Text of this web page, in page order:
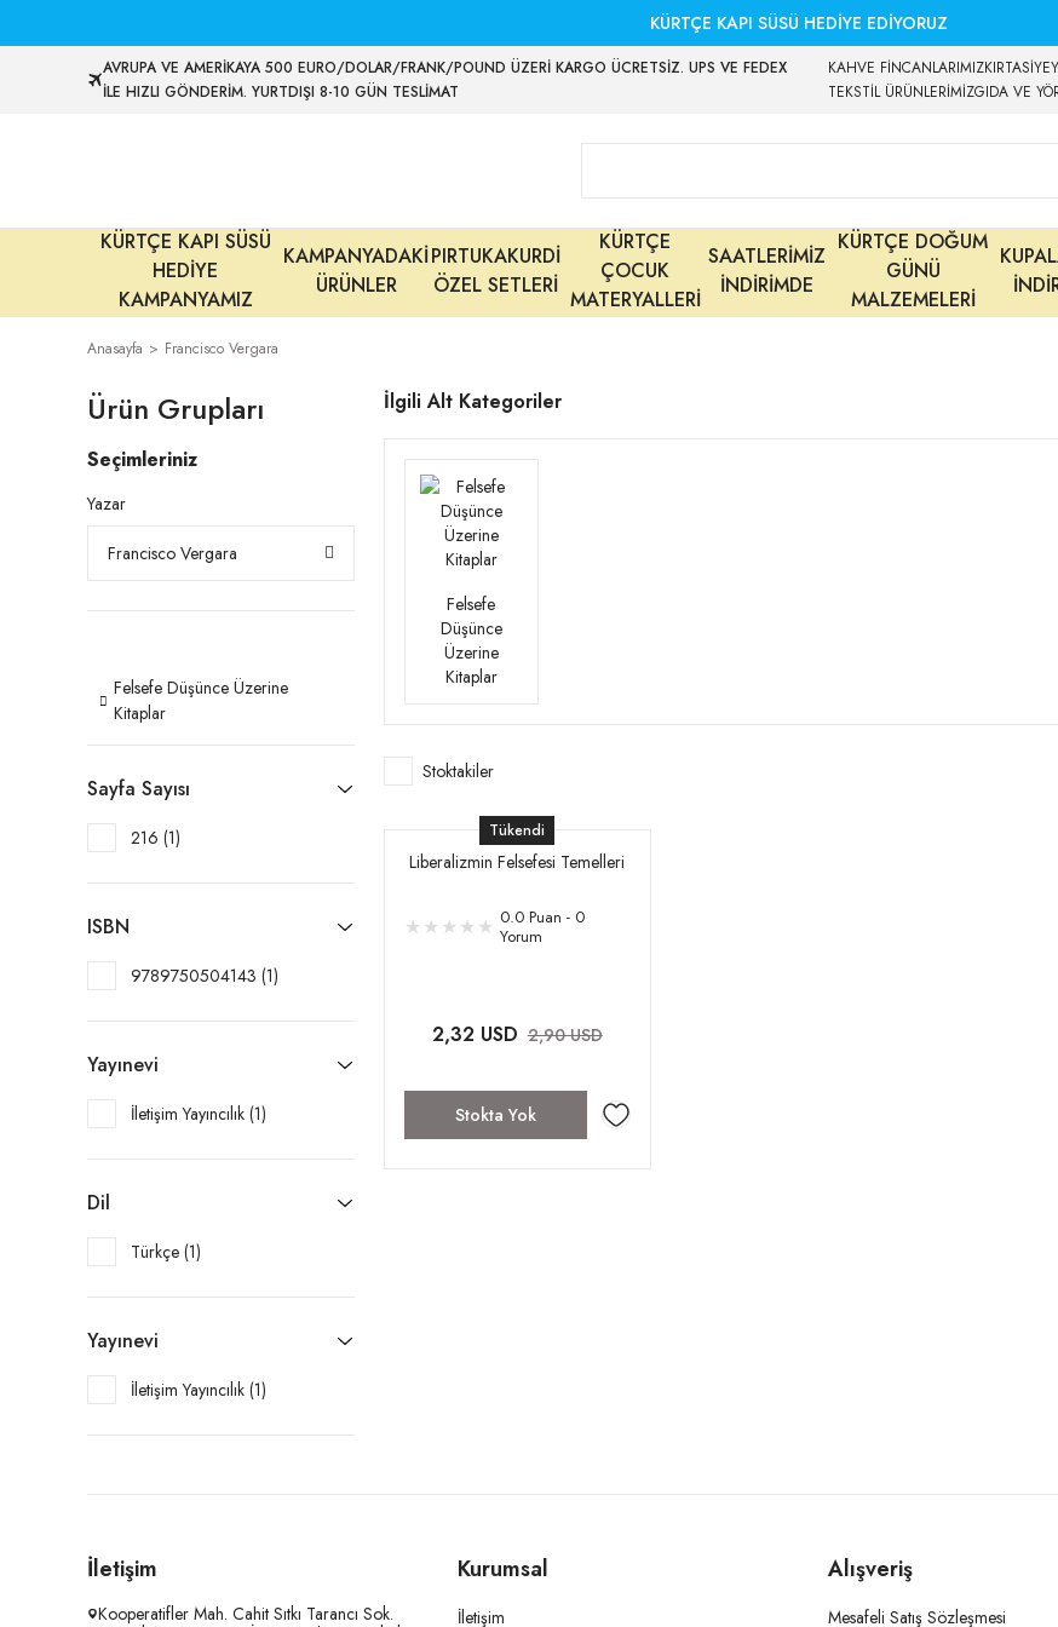
KÜRTÇE KAPI SÜSÜ HEDİYE EDİYORUZ
AVRUPA VE AMERİKAYA 500 EURO/DOLAR/FRANK/POUND ÜZERİ KARGO ÜCRETSİZ. UPS VE FEDEX
İLE HIZLI GÖNDERİM. YURTDIŞI 8-10 GÜN TESLİMAT
KAHVE FİNCANLARIMIZKIRTASİYE
TEKSTİL ÜRÜNLERİMİZGIDA VE
KÜRTÇE KAPI SÜSÜ
HEDİYE
KAMPANYAMIZ
KAMPANYADAKİ
ÜRÜNLER
PIRTUKAKURDİ
ÖZEL SETLERİ
KÜRTÇE
ÇOCUK
MATERYALLERİ
SAATLERİMİZ
İNDİRİMDE
KÜRTÇE DOĞUM
GÜNÜ
MALZEMELERİ
Anasayfa Francisco Vergara
Ürün Grupları
Seçimleriniz
Yazar
Francisco Vergara
Felsefe Düşünce Üzerine
Kitaplar
Sayfa Sayısı
216 (1)
ISBN
9789750504143 (1)
Yayınevi
İletişim Yayıncılık (1)
Dil
Türkçe (1)
Yayınevi
İletişim Yayıncılık (1)
İlgili Alt Kategoriler
Felsefe
Düşünce
Üzerine
Kitaplar
Stoktakiler
Tükendi
Liberalizmin Felsefesi Temelleri
0.0 Puan - 0
Yorum
2,32 USD 2,90 USD
Stokta Yok
İletişim
Kooperatifler Mah. Cahit Sıtkı Tarancı Sok.
Kurumsal
İletişim
Alışveriş
Mesafeli Satış Sözleşmesi